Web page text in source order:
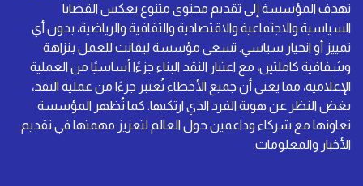
تهدف المؤسسة إلى تقديم محتوى متنوع يعكس القضايا
السياسية والاجتماعية والاقتصادية والثقافية والرياضية، بدون أي
تمييز أو انحياز سياسي. تسعى مؤسسة ليفانت للعمل بنزاهة
وشفافية كاملتين، مع اعتبار النقد البناء جزءًا أساسيًا من العملية
الإعلامية، مما يعني أن جميع الأخطاء تُعتبر جزءًا من عملية النقد،
بغض النظر عن هوية الفرد الذي ارتكبها. كما تُظهر المؤسسة
تعاونها مع شركاء وداعمين حول العالم لتعزيز مهمتها في تقديم
الأخبار والمعلومات.